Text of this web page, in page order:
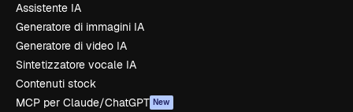
Assistente IA
Generatore di immagini IA
Generatore di video IA
Sintetizzatore vocale IA
Contenuti stock
MCP per Claude/ChatGPT New